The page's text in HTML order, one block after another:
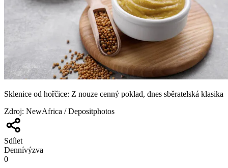
Sklenice od hořčice: Z nouze cenný poklad, dnes sběratelská klasika
Zdroj: NewAfrica / Depositphotos
Sdílet
Dennívýzva
0